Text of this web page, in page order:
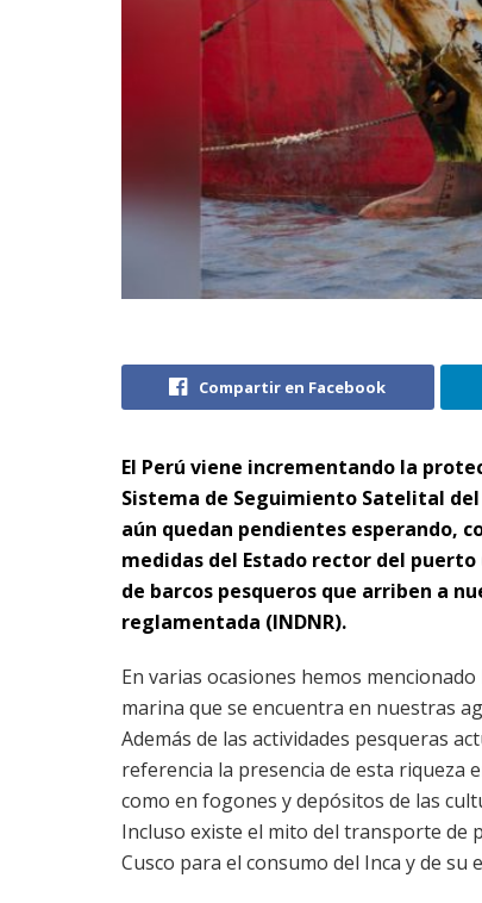
Compartir en Facebook
El Perú viene incrementando la
Sistema de Seguimiento Satelital del
aún quedan pendientes esperando,
medidas del Estado rector del
de barcos pesqueros que arriben a
reglamentada (INDNR).
En varias ocasiones hemos
marina que se encuentra en nuestras
Además de las actividades pesqueras
referencia la presencia de esta riqueza
como en fogones y depósitos de las
Incluso existe el mito del transporte de
Cusco para el consumo del Inca y de su